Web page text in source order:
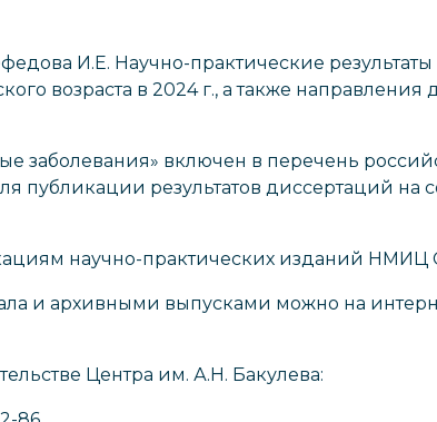
И.Е. Научно-практические результаты
возраста в 2024 г., а также
заболевания» включен в перечень
результатов диссертаций на
научно-практических изданий НМИЦ
и архивными выпусками можно на
Центра им. А.Н. Бакулева: